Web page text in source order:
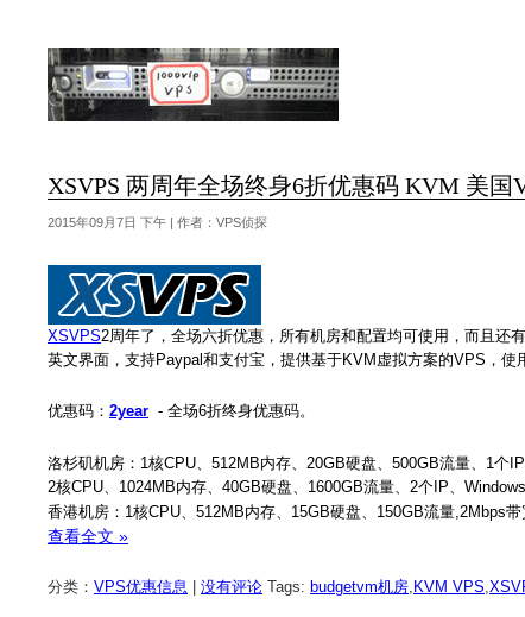
XSVPS 两周年全场终身6折优惠码 KVM 美国
2015年09月7日 下午 | 作者：VPS侦探
XSVPS2周年了，全场六折优惠，所有机房和配置均可使用，而且还
英文界面，支持Paypal和支付宝，提供基于KVM虚拟方案的VPS，
优惠码： 2year - 全场6折终身优惠码。
洛杉矶机房：1核CPU、512MB内存、20GB硬盘、500GB流量、1个
2核CPU、1024MB内存、40GB硬盘、1600GB流量、2个IP、
香港机房：1核CPU、512MB内存、15GB硬盘、150GB流量,2Mbps
查看全文 »
分类： VPS优惠信息 没有评论 Tags: budgetvm机房 KVM VPS